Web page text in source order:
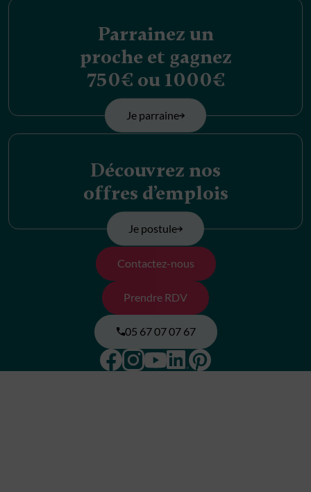
Parrainez un
proche et gagnez
750€ ou 1000€
Je parraine
Découvrez nos
offres d’emplois
Je postule
Contactez-nous
Prendre RDV
05 67 07 07 67
FacebookInstagram
YoutubeLinkedinPinterest